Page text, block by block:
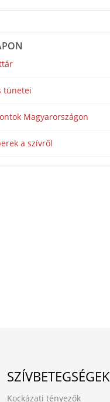
tünetei
Magyarországon
a szívről
SZÍVBETEGSÉGEK
Kockázati tényezők